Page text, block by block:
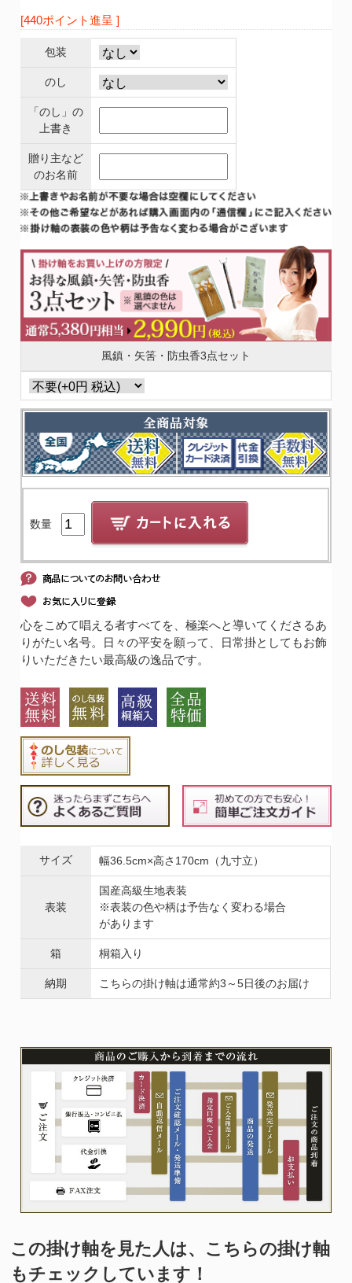
[440ポイント進呈 ]
包装
のし
「のし」の
上書き
贈り主など
のお名前
風鎮・矢筈・防虫香3点セット
数量
心をこめて唱える者すべてを、極楽へと導いてくださるあ
りがたい名号。日々の平安を願って、日常掛としてもお飾
りいただきたい最高級の逸品です。
サイズ 幅36.5cm×高さ170cm（九寸立）
表装
国産高級生地表装
※表装の色や柄は予告なく変わる場合
があります
箱 桐箱入り
納期 こちらの掛け軸は通常約3～5日後のお届け
この掛け軸を見た人は、こちらの掛け軸
もチェックしています！